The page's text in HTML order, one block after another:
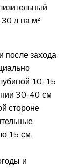
л на м²
после захода
10-15
30-40 см
стороне
15 см.
и